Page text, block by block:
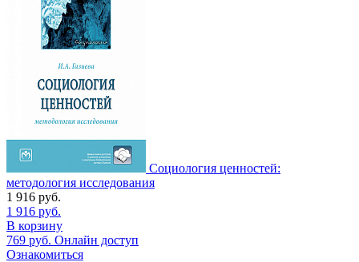
Социология ценностей:
методология исследования
1 916 руб.
1 916 руб.
В корзину
769 руб. Онлайн доступ
Ознакомиться